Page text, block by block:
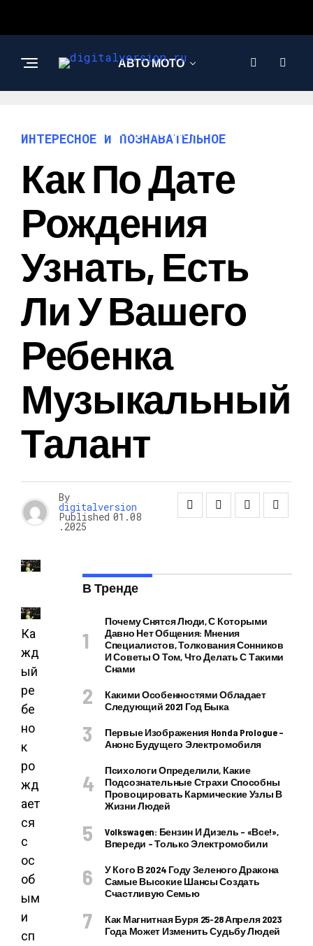
АВТО МОТО
ПОЗНАВАТЕЛЬНОЕ
ИНТЕРЕСНОЕ И ПОЗНАВАТЕЛЬНОЕ
Как По Дате
Рождения
Узнать, Есть
Ли У Вашего
Ребенка
Музыкальный
Талант
By
digitalversion
Published 01.08
.2025
Ка
жд
ый
ре
бе
но
к
ро
жд
ает
ся
с
ос
об
ым
и
сп
В Тренде
Почему Снятся Люди, С Которыми
Давно Нет Общения: Мнения
Специалистов, Толкования Сонников
И Советы О Том, Что Делать С Такими
Снами
Какими Особенностями Обладает
Следующий 2021 Год Быка
Первые Изображения Honda Prologue –
Анонс Будущего Электромобиля
Психологи Определили, Какие
Подсознательные Страхи Способны
Провоцировать Кармические Узлы В
Жизни Людей
Volkswagen: Бензин И Дизель – «все!»,
Впереди – Только Электромобили
У Кого В 2024 Году Зеленого Дракона
Самые Высокие Шансы Создать
Счастливую Семью
Как Магнитная Буря 25-28 Апреля 2023
Года Может Изменить Судьбу Людей